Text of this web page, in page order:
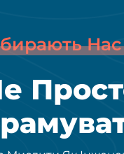
Нас